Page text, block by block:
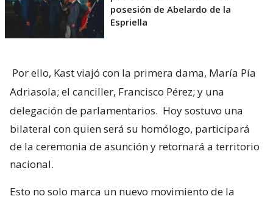
posesión de Abelardo de la
Espriella
Por ello, Kast viajó con la primera dama, María Pía
Adriasola; el canciller, Francisco Pérez; y una
delegación de parlamentarios. Hoy sostuvo una
bilateral con quien será su homólogo, participará
de la ceremonia de asunción y retornará a territorio
nacional.
Esto no solo marca un nuevo movimiento de la